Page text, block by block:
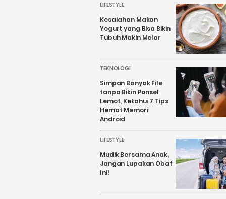
LIFESTYLE
Kesalahan Makan
Yogurt yang Bisa Bikin
Tubuh Makin Melar
TEKNOLOGI
Simpan Banyak File
tanpa Bikin Ponsel
Lemot, Ketahui 7 Tips
Hemat Memori
Android
LIFESTYLE
Mudik Bersama Anak,
Jangan Lupakan Obat
Ini!